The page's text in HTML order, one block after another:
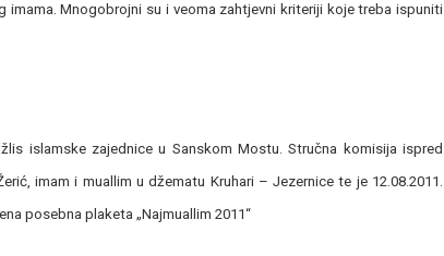
imama. Mnogobrojni su i veoma zahtjevni kriteriji koje treba ispuniti
islamske zajednice u Sanskom Mostu. Stručna komisija ispred
imam i muallim u džematu Kruhari – Jezernice te je 12.08.2011.
posebna plaketa „Najmuallim 2011“